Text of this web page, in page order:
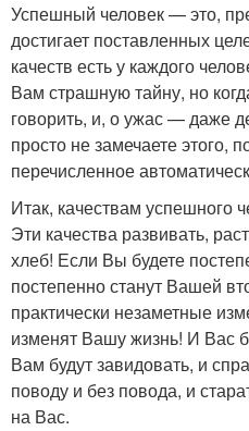
Успешный человек — это,
достигает поставленных
качеств есть у каждого
Вам страшную тайну, но
говорить, и, о ужас — даже
просто не замечаете этого,
перечисленное
Итак, качествам успешного
Эти качества развивать,
хлеб! Если Вы будете
постепенно станут Вашей
практически незаметные
изменят Вашу жизнь! И Вас
Вам будут завидовать, и
поводу и без повода, и
на Вас.